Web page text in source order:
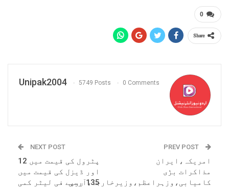
0
Share
Unipak2004 5749 Posts 0 Comments
امریکہ،ایران
مذاکرات بڑی
کامیابی،وزہراعظم،وزیرخارجہ،آرمی
NEXT POST
پٹرول کی قیمت میں 12
اور ڈیزل کی قیمت میں
135 روپے فی لیٹر کمی